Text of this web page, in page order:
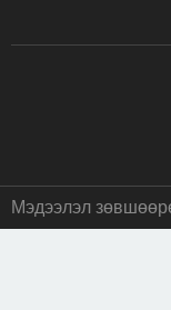
Мэдээлэл